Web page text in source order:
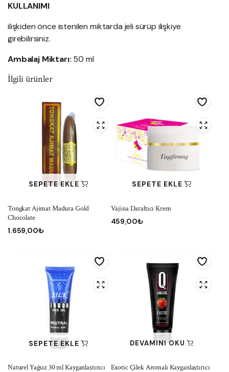
KULLANIMI
ilişkiden önce istenilen miktarda jeli sürüp ilişkiye
girebilirsiniz.
Ambalaj Miktarı: 50 ml
İlgili ürünler
SEPETE EKLE
Tongkat Ajimat Madura Gold
Chocolate
1.659,00₺
SEPETE EKLE
Vajina Daraltıcı Krem
459,00₺
SEPETE EKLE
Naturel Yağsız 30 ml Kayganlaştırıcı
DEVAMINI OKU
Exotic Çilek Aromalı Kayganlaştırıcı